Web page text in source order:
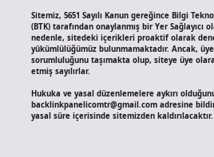
Sitemiz, 5651 Sayılı Kanun gereğince Bilgi
(BTK) tarafından onaylanmış bir Yer
nedenle, sitedeki içerikleri proaktif olarak
yükümlülüğümüz bulunmamaktadır. Ancak,
sorumluluğunu taşımakta olup, siteye üye
etmiş sayılırlar.
Hukuka ve yasal düzenlemelere aykırı
backlinkpanelicomtr@gmail.comadresine
yasal süre içerisinde sitemizden kaldırılacaktır.